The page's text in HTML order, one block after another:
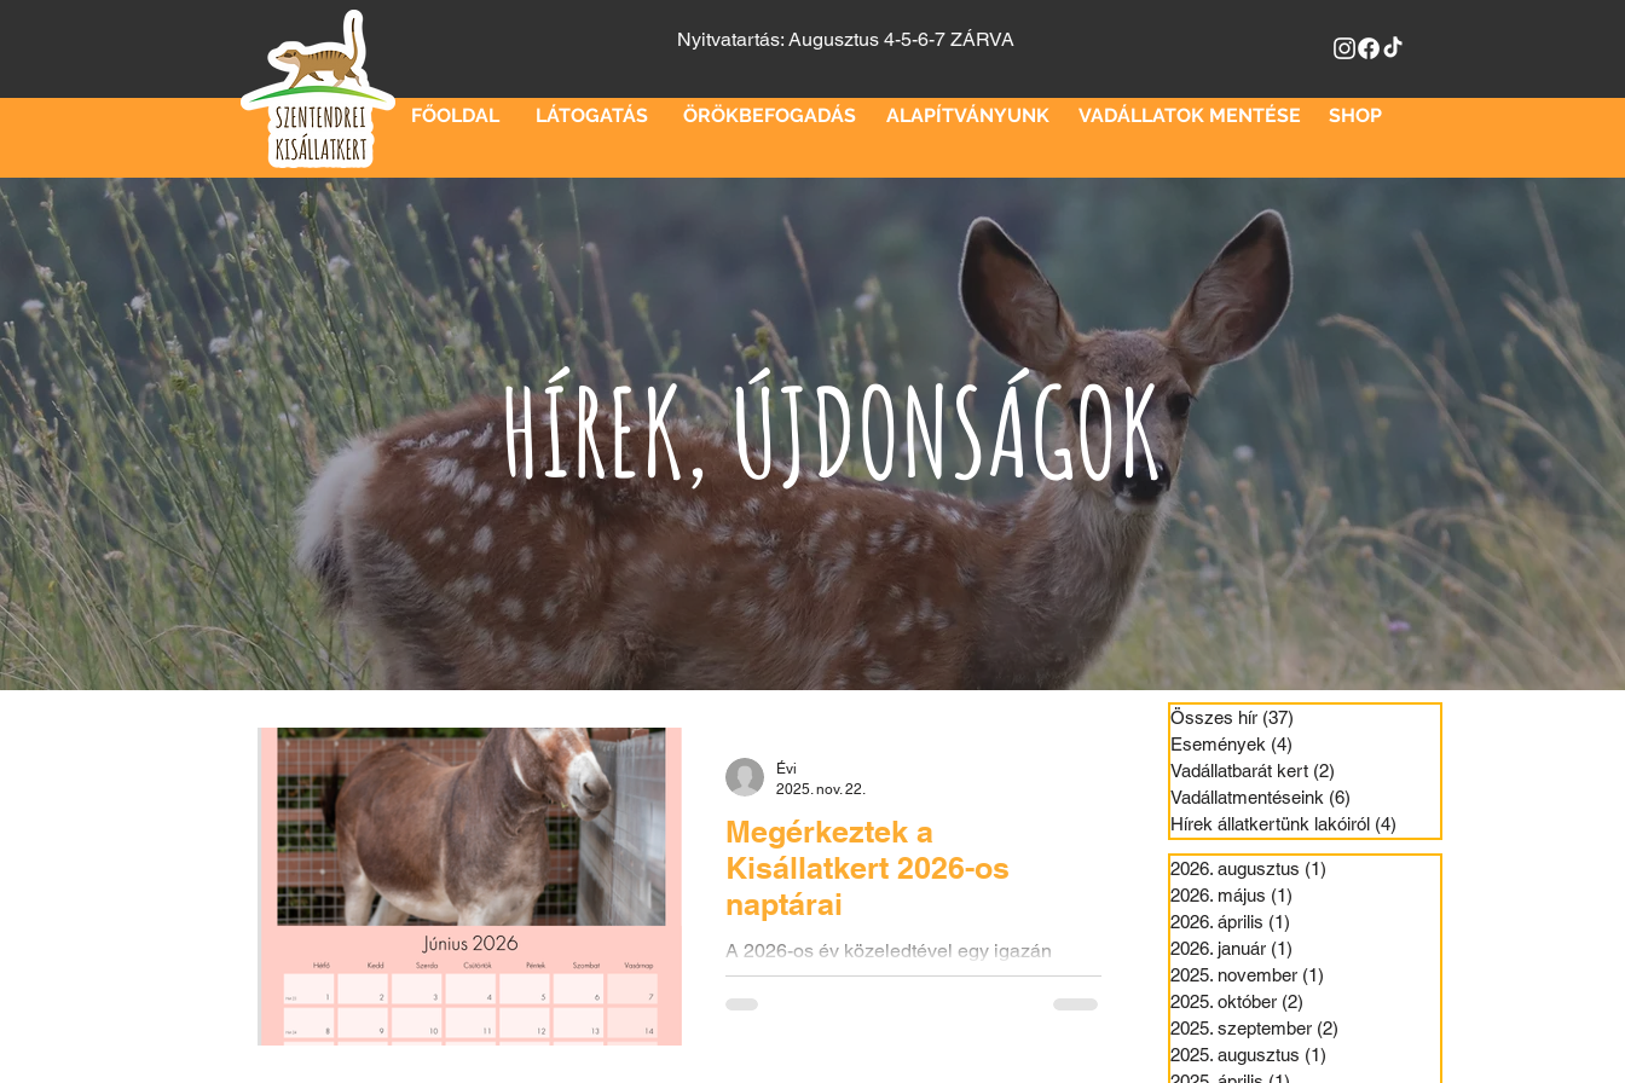
Nyitvatartás: Augusztus 4-5-6-7 ZÁRVA
FŐOLDAL LÁTOGATÁS ÖRÖKBEFOGADÁS ALAPÍTVÁNYUNK VADÁLLATOK MENTÉSE SHOP
HÍREK, ÚJDONSÁGOK
Megérkeztek a
Kisállatkert 2026-os
naptárai
A 2026-os év közeledtével egy igazán
különleges ajándék vagy emlék kerülhet a
kezedbe: a Szentendrei Kisállatkert és
Évi
2025. nov. 22.
Összes hír (37)
Események (4)
Vadállatbarát kert (2)
Vadállatmentéseink (6)
Hírek állatkertünk lakóiról (4)
2026. augusztus (1)
2026. május (1)
2026. április (1)
2026. január (1)
2025. november (1)
2025. október (2)
2025. szeptember (2)
2025. augusztus (1)